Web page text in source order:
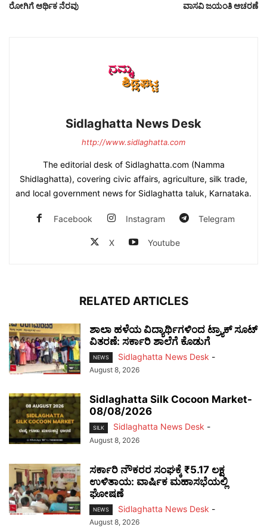
ರೋಗಿಗೆ ಆರ್ಥಿಕ ನೆರವು ವಾಸವಿ ಜಯಂತಿ ಆಚರಣೆ
Sidlaghatta News Desk
http://www.sidlaghatta.com
The editorial desk of Sidlaghatta.com (Namma
Shidlaghatta), covering civic affairs, agriculture, silk trade,
and local government news for Sidlaghatta taluk, Karnataka.
Facebook Instagram Telegram
X Youtube
RELATED ARTICLES
ಶಾಲಾ ಹಳೆಯ ವಿದ್ಯಾರ್ಥಿಗಳಿಂದ ಟ್ರ್ಯಾಕ್‌ ಸೂಟ್
ವಿತರಣೆ: ಸರ್ಕಾರಿ ಶಾಲೆಗೆ ಕೊಡುಗೆ
NEWS Sidlaghatta News Desk -
August 8, 2026
Sidlaghatta Silk Cocoon Market-
08/08/2026
SILK Sidlaghatta News Desk -
August 8, 2026
ಸರ್ಕಾರಿ ನೌಕರರ ಸಂಘಕ್ಕೆ ₹5.17 ಲಕ್ಷ
ಉಳಿತಾಯ: ವಾರ್ಷಿಕ ಮಹಾಸಭೆಯಲ್ಲಿ
ಘೋಷಣೆ
NEWS Sidlaghatta News Desk -
August 8, 2026